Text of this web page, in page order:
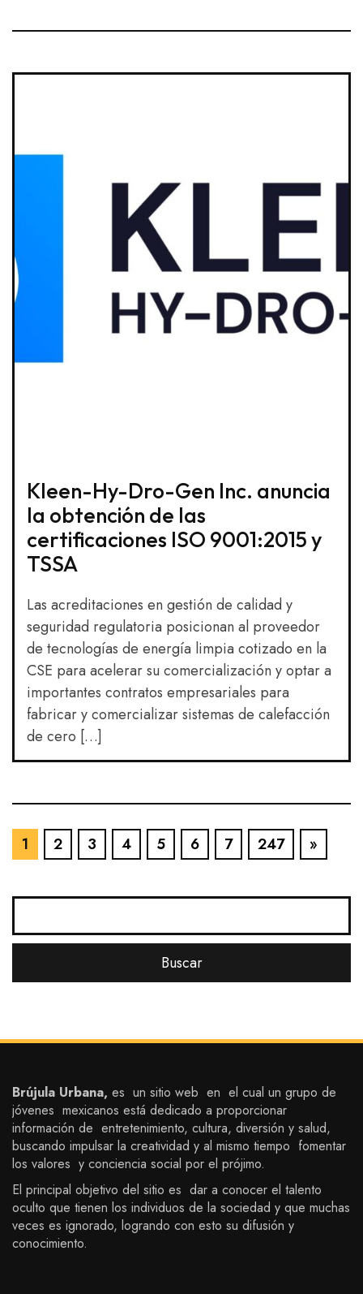
Kleen-Hy-Dro-Gen Inc. anuncia
la obtención de las
certificaciones ISO 9001:2015 y
TSSA
Las acreditaciones en gestión de calidad y
seguridad regulatoria posicionan al proveedor
de tecnologías de energía limpia cotizado en la
CSE para acelerar su comercialización y optar a
importantes contratos empresariales para
fabricar y comercializar sistemas de calefacción
de cero […]
1 2 3 4 5 6 7 247 »
Brújula Urbana, es un sitio web en el cual un grupo de
jóvenes mexicanos está dedicado a proporcionar
información de entretenimiento, cultura, diversión y salud,
buscando impulsar la creatividad y al mismo tiempo fomentar
los valores y conciencia social por el prójimo.
El principal objetivo del sitio es dar a conocer el talento
oculto que tienen los individuos de la sociedad y que muchas
veces es ignorado, logrando con esto su difusión y
conocimiento.